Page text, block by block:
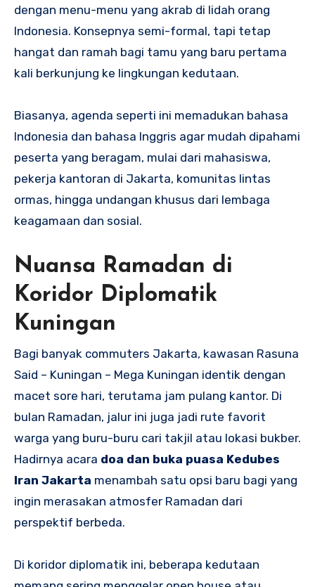
dengan menu-menu yang akrab di lidah orang
Indonesia. Konsepnya semi-formal, tapi tetap
hangat dan ramah bagi tamu yang baru pertama
kali berkunjung ke lingkungan kedutaan.
Biasanya, agenda seperti ini memadukan bahasa
Indonesia dan bahasa Inggris agar mudah dipahami
peserta yang beragam, mulai dari mahasiswa,
pekerja kantoran di Jakarta, komunitas lintas
ormas, hingga undangan khusus dari lembaga
keagamaan dan sosial.
Nuansa Ramadan di
Koridor Diplomatik
Kuningan
Bagi banyak commuters Jakarta, kawasan Rasuna
Said – Kuningan – Mega Kuningan identik dengan
macet sore hari, terutama jam pulang kantor. Di
bulan Ramadan, jalur ini juga jadi rute favorit
warga yang buru-buru cari takjil atau lokasi bukber.
Hadirnya acara doa dan buka puasa Kedubes
Iran Jakarta menambah satu opsi baru bagi yang
ingin merasakan atmosfer Ramadan dari
perspektif berbeda.
Di koridor diplomatik ini, beberapa kedutaan